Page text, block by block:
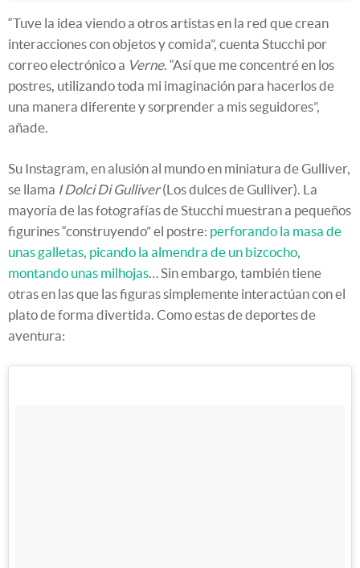
“Tuve la idea viendo a otros artistas en la red que crean
interacciones con objetos y comida”, cuenta Stucchi por
correo electrónico a Verne. “Así que me concentré en los
postres, utilizando toda mi imaginación para hacerlos de
una manera diferente y sorprender a mis seguidores”,
añade.
Su Instagram, en alusión al mundo en miniatura de Gulliver,
se llama I Dolci Di Gulliver(Los dulces de Gulliver). La
mayoría de las fotografías de Stucchi muestran a pequeños
figurines “construyendo” el postre: perforando la masa de
unas galletas picando la almendra de un bizcocho
montando unas milhojas … Sin embargo, también tiene
otras en las que las figuras simplemente interactúan con el
plato de forma divertida. Como estas de deportes de
aventura: